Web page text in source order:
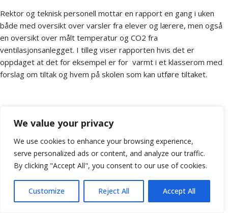
We value your privacy
We use cookies to enhance your browsing experience,
serve personalized ads or content, and analyze our traffic.
By clicking "Accept All", you consent to our use of cookies.
Customize Reject All Accept All
Rektor og teknisk personell mottar en rapport en gang i uken
både med oversikt over varsler fra elever og lærere, men også
en oversikt over målt temperatur og CO2 fra
ventilasjonsanlegget. I tilleg viser rapporten hvis det er
oppdaget at det for eksempel er for varmt i et klasserom med
forslag om tiltak og hvem på skolen som kan utføre tiltaket.
Neve | Drevet avWordPress